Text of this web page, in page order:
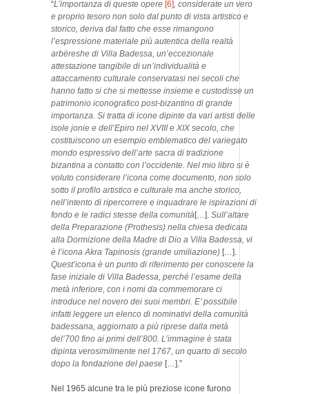
“L’importanza di queste opere [6], considerate un vero
e proprio tesoro non solo dal punto di vista artistico e
storico, deriva dal fatto che esse rimangono
l’espressione materiale più autentica della realtà
arbëreshe di Villa Badessa, un’eccezionale
attestazione tangibile di un’individualità e
attaccamento culturale conservatasi nei secoli che
hanno fatto si che si mettesse insieme e custodisse un
patrimonio iconografico post-bizantino di grande
importanza. Si tratta di icone dipinte da vari artisti delle
isole jonie e dell’Epiro nel XVIII e XIX secolo, che
costituiscono un esempio emblematico del variegato
mondo espressivo dell’arte sacra di tradizione
bizantina a contatto con l’occidente. Nel mio libro si è
voluto considerare l’icona come documento, non solo
sotto il profilo artistico e culturale ma anche storico,
nell’intento di ripercorrere e inquadrare le ispirazioni di
fondo e le radici stesse della comunità[…]. Sull’altare
della Preparazione (Prothesis) nella chiesa dedicata
alla Dormizione della Madre di Dio a Villa Badessa, vi
è l’icona Akra Tapinosis (grande umiliazione) […].
Quest’icona è un punto di riferimento per conoscere la
fase iniziale di Villa Badessa, perché l’esame della
metà inferiore, con i nomi da commemorare ci
introduce nel novero dei suoi membri. E’ possibile
infatti leggere un elenco di nominativi della comunità
badessana, aggiornato a più riprese dalla metà
del’700 fino ai primi dell’800. L’immagine è stata
dipinta verosimilmente nel 1767, un quarto di secolo
dopo la fondazione del paese […].”
Nel 1965 alcune tra le più preziose icone furono